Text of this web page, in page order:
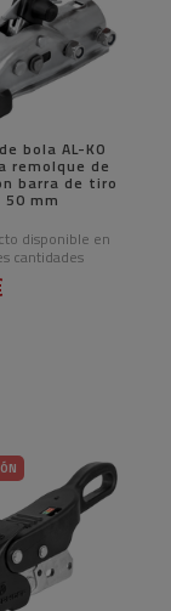
bola AL-KO
remolque de
barra de tiro
mm
disponible en
cantidades